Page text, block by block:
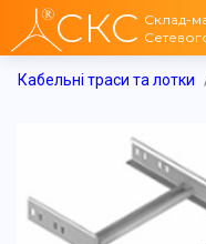
СКС Склад-
Кабельні траси та лотки